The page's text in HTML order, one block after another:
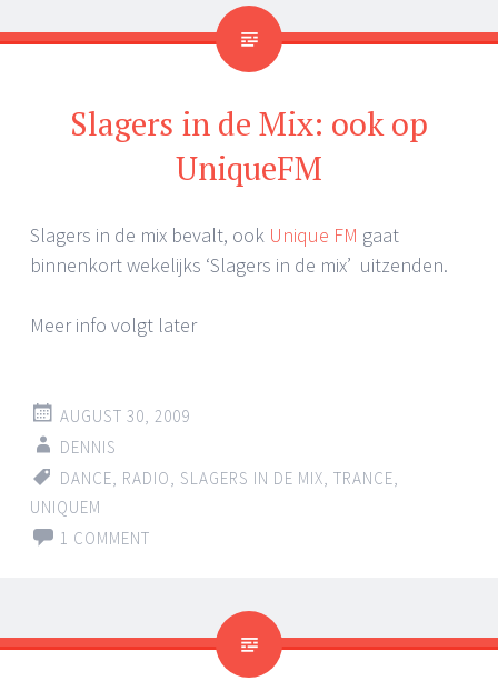
Slagers in de Mix: ook op
UniqueFM
Slagers in de mix bevalt, ook Unique FM gaat
binnenkort wekelijks ‘Slagers in de mix’ uitzenden.
Meer info volgt later
AUGUST 30, 2009
DENNIS
DANCE, RADIO, SLAGERS IN DE MIX, TRANCE,
UNIQUEM
1 COMMENT